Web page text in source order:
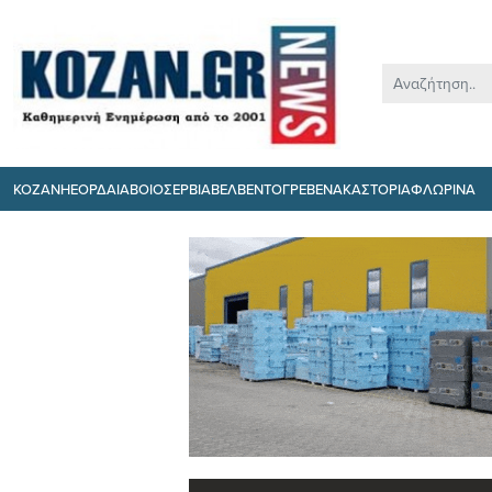
ΚΟΖΑΝΗΕΟΡΔΑΙΑΒΟΙΟΣΕΡΒΙΑΒΕΛΒΕΝΤΟΓΡΕΒΕΝΑΚΑΣΤΟΡΙΑΦΛΩΡΙΝΑ